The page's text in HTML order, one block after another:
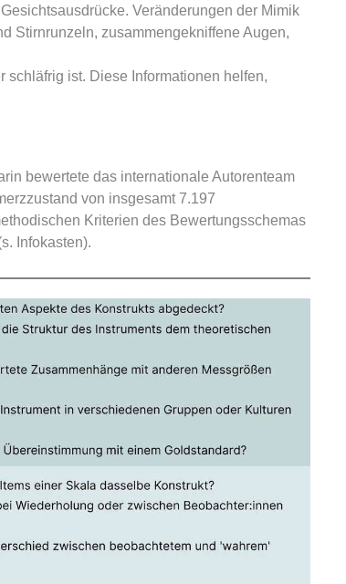
Veränderungen der Mimik
Stirnrunzeln, zusammengekniffene Augen,
ist. Diese Informationen helfen,
bewertete das internationale Autorenteam
von insgesamt 7.197
Kriterien des Bewertungsschemas
Infokasten).